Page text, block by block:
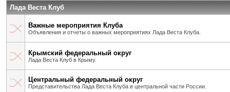
Лада Веста Клуб
Важные мероприятия Клуба
Объявления и отчеты о важных мероприятиях Лада Веста Клуба.
Крымский федеральный округ
Лада Веста Клуб в Крыму.
Центральный федеральный округ
Представительства Лада Веста Клуба в центральной части России.